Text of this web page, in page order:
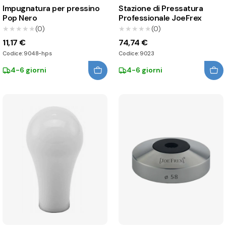
Impugnatura per pressino
Pop Nero
★★★★★
★★★★★(0)
11,17 €
Codice: 9048-hps
4-6 giorni
Stazione di Pressatura
Professionale JoeFrex
★★★★★
★★★★★(0)
74,74 €
Codice: 9023
4-6 giorni